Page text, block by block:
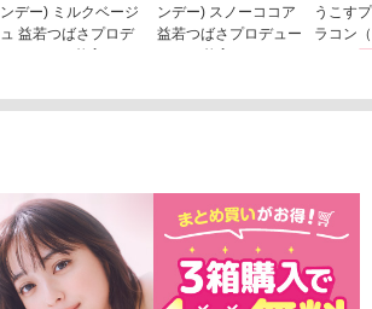
ンデー) ミルクベージ
ュ 益若つばさプロデ
ュース（10枚入り）
ンデー) スノーココア
益若つばさプロデュー
ス（10枚入り）
うこす
ラコン